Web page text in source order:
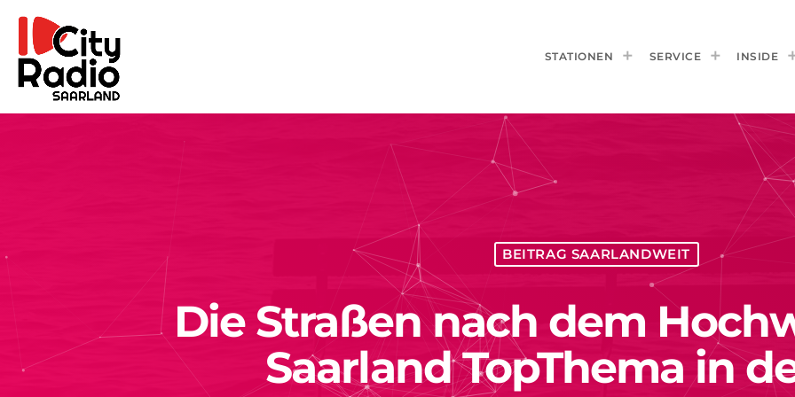
STATIONEN SERVICE INSIDE
BEITRAG SAARLANDWEIT
Die Straßen nach dem
Saarland TopThema in